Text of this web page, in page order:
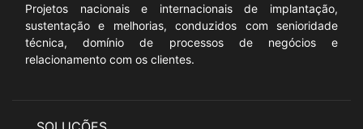
Projetos nacionais e internacionais de implantação,
sustentação e melhorias, conduzidos com senioridade
técnica, domínio de processos de negócios e
relacionamento com os clientes.